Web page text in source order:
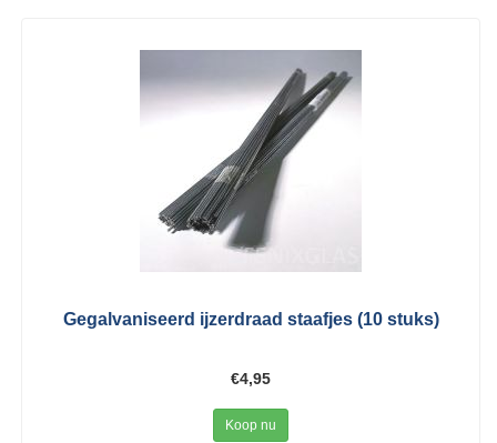
Gegalvaniseerd ijzerdraad staafjes (10 stuks)
€4,95
Koop nu